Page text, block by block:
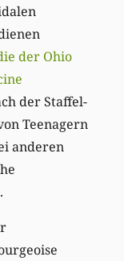
der Ohio
der Staffel-
Teenagern
anderen